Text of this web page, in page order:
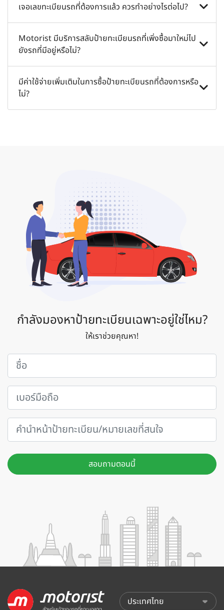
คุณควรจัดหาเลขทะเบียนรถที่คุณต้องการก่อนซื้อรถยนต์ มิ
นอกจากนี้คุณยังสามารถสลับเลขทะเบียนรถจากรถคันหนึ่ง
ไปยังอีกคันหนึ่งได้
เจอเลขทะเบียนรถที่ต้องการแล้ว ควรทำอย่างไรต่อไป?
คลิกที่ปุ่ม "ซื้อเลย" จากนั้นทีมงานของเราจะติดต่อกลับหา
คุณภายใน 24 ชั่วโมง เพื่อยืนยันข้อเสนอและความพร้อม
Motorist มีบริการสลับป้ายทะเบียนรถที่เพิ่งซื้อมาใหม่ไป
ยังรถที่มีอยู่หรือไม่?
เรามีบริการสลับป้ายทะเบียนรถ โดยมีขั้นตอนดังต่อไปนี้
1. บริการสลับป้ายทะเบียนรถระหว่างผู้ขายและผู้ซื้อ
2. จัดส่งป้ายที่พิมพ์ใหม่จากขนส่งไปยังผู้ขายและผู้ซื้อ
มีค่าใช้จ่ายเพิ่มเติมในการซื้อป้ายทะเบียนรถที่ต้องการหรือ
ไม่?
กำลังมองหาป้ายทะเบียนเฉพาะอยู่ใช่ไหม?
ให้เราช่วยคุณหา!
สอบถามตอนนี้